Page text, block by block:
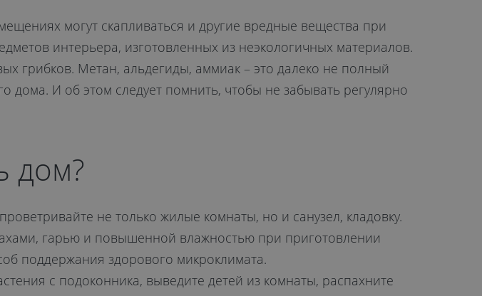
могут скапливаться и другие вредные вещества при
интерьера, изготовленных из неэкологичных материалов.
грибков. Метан, альдегиды, аммиак – это далеко не полный
дома. И об этом следует помнить, чтобы не забывать регулярно
дом?
не только жилые комнаты, но и санузел, кладовку.
гарью и повышенной влажностью при приготовлении
поддержания здорового микроклимата.
с подоконника, выведите детей из комнаты, распахните